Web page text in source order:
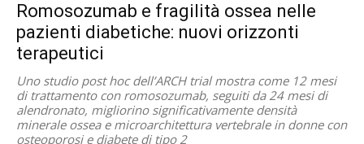
Romosozumab e fragilità ossea nelle
pazienti diabetiche: nuovi orizzonti
terapeutici
Uno studio post hoc dell’ARCH trial mostra come 12 mesi
di trattamento con romosozumab, seguiti da 24 mesi di
alendronato, migliorino significativamente densità
minerale ossea e microarchitettura vertebrale in donne con
osteoporosi e diabete di tipo 2